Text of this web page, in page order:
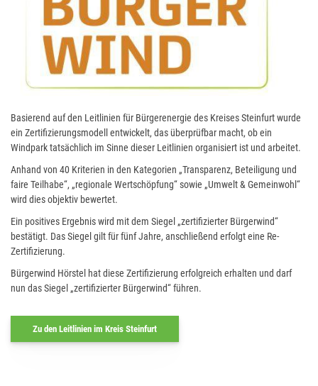
Basierend auf den Leitlinien für Bürgerenergie des Kreises Steinfurt wurde
ein Zertifizierungsmodell entwickelt, das überprüfbar macht, ob ein
Windpark tatsächlich im Sinne dieser Leitlinien organisiert ist und arbeitet.
Anhand von 40 Kriterien in den Kategorien „Transparenz, Beteiligung und
faire Teilhabe“, „regionale Wertschöpfung“ sowie „Umwelt & Gemeinwohl“
wird dies objektiv bewertet.
Ein positives Ergebnis wird mit dem Siegel „zertifizierter Bürgerwind“
bestätigt. Das Siegel gilt für fünf Jahre, anschließend erfolgt eine Re-
Zertifizierung.
Bürgerwind Hörstel hat diese Zertifizierung erfolgreich erhalten und darf
nun das Siegel „zertifizierter Bürgerwind“ führen.
Zu den Leitlinien im Kreis Steinfurt